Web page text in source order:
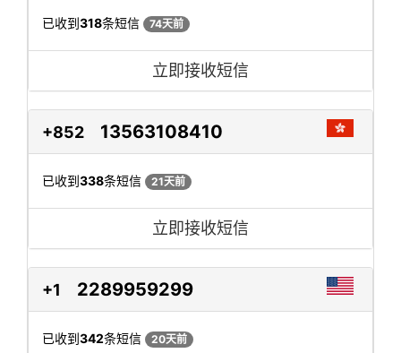
已收到318条短信 74天前
立即接收短信
+852 13563108410
已收到338条短信 21天前
立即接收短信
+1 2289959299
已收到342条短信 20天前